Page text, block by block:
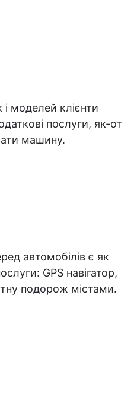
моделей клієнти
послуги, як-от
машину.
автомобілів є як
GPS навігатор,
подорож містами.